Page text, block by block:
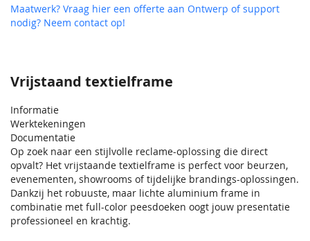
Vrijstaand textielframe
Informatie
Werktekeningen
Documentatie
Op zoek naar een stijlvolle reclame-oplossing die direct
opvalt? Het vrijstaande textielframe is perfect voor beurzen,
evenementen, showrooms of tijdelijke brandings-oplossingen.
Dankzij het robuuste, maar lichte aluminium frame in
combinatie met full-color peesdoeken oogt jouw presentatie
professioneel en krachtig.
Maatwerk? Vraag hier een offerte aan Ontwerp of support
nodig? Neem contact op!